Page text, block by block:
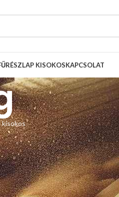
KISOKOSKAPCSOLAT
kisokos
fogosztás